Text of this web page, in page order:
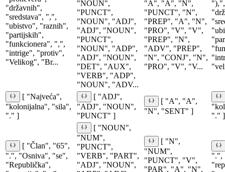
"državnih",
"sredstava", ",",
"ubistvo", "raznih",
"partijskih",
"funkcionera", ",",
"intrige", "protiv",
"Velikog", "Br...
"NOUN",
"PUNCT",
"NOUN", "ADJ",
"ADJ", "NOUN",
"PUNCT",
"NOUN", "ADP",
"ADJ", "NOUN",
"DET", "AUX",
"VERB", "ADP",
"NOUN", "ADV...
"A", "A", "N",
"PUNCT", "N",
"PREP", "A", "N",
"PRO", "V", "V",
"PREP", "N",
"ADV", "PREP",
"N", "CONJ", "N",
"PRO", "V", "V...
[ "Najveća",
"kolonijalna", "sila",
"." ]
[ "ADJ",
"ADJ", "NOUN",
"PUNCT" ]
[ "A", "A",
"N", "SENT" ]
"." ]
[ "Član", "65",
".", "Osniva", "se",
"Republička",
[ "NOUN",
"NUM",
"PUNCT",
"VERB", "PART",
"ADJ", "NOUN",
[ "N",
"NUM",
"PUNCT", "V",
"PAR", "A", "N",
".",